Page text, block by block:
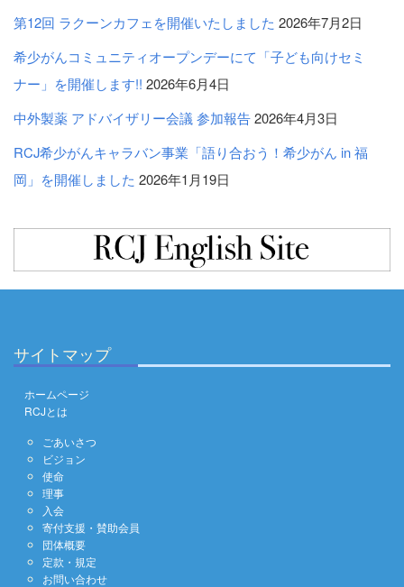
第12回 ラクーンカフェを開催いたしました 2026年7月2日
希少がんコミュニティオープンデーにて「子ども向けセミ
ナー」を開催します!! 2026年6月4日
中外製薬 アドバイザリー会議 参加報告2026年4月3日
RCJ希少がんキャラバン事業「語り合おう！希少がん in 福
岡」を開催しました 2026年1月19日
サイトマップ
ホームページ
RCJとは
ごあいさつ
ビジョン
使命
理事
入会
寄付支援・賛助会員
団体概要
定款・規定
お問い合わせ